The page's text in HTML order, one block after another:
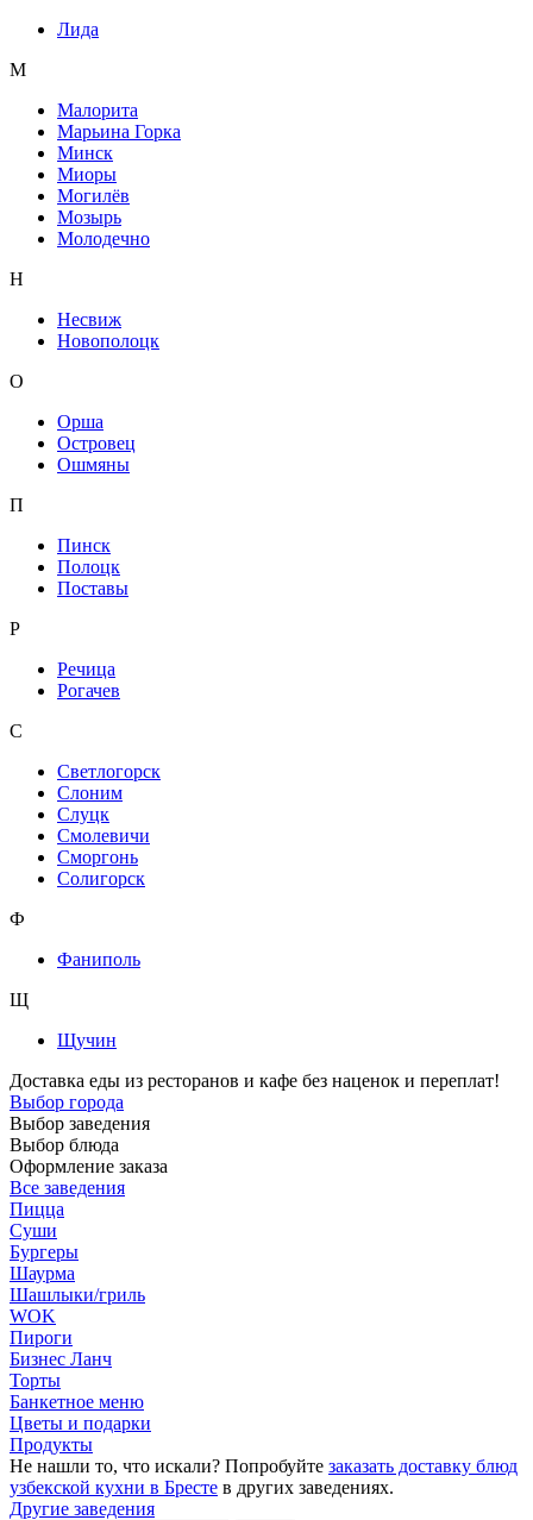
Лида
М
Малорита
Марьина Горка
Минск
Миоры
Могилёв
Мозырь
Молодечно
Н
Несвиж
Новополоцк
О
Орша
Островец
Ошмяны
П
Пинск
Полоцк
Поставы
Р
Речица
Рогачев
С
Светлогорск
Слоним
Слуцк
Смолевичи
Сморгонь
Солигорск
Ф
Фаниполь
Щ
Щучин
Доставка еды из ресторанов и кафе без наценок и переплат!
Выбор города
Выбор заведения
Выбор блюда
Оформление заказа
Все заведения
Пицца
Суши
Бургеры
Шаурма
Шашлыки/гриль
WOK
Пироги
Бизнес Ланч
Торты
Банкетное меню
Цветы и подарки
Продукты
Не нашли то, что искали? Попробуйте заказать доставку блюд
узбекской кухни в Бресте в других заведениях.
Другие заведения